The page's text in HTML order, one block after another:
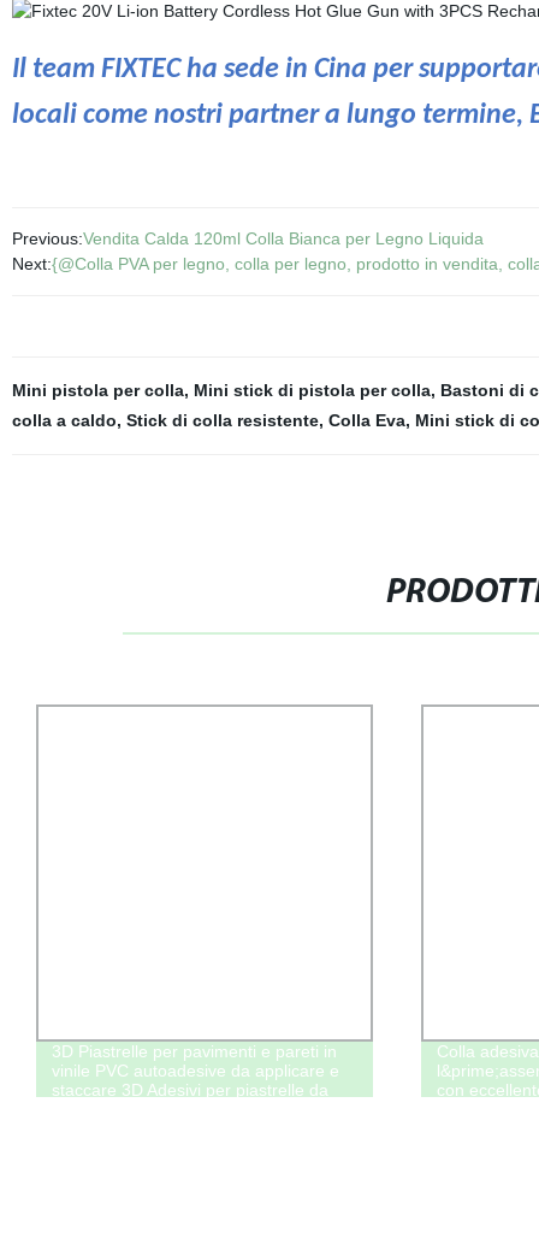
Il team FIXTEC ha sede in Cina per
locali come nostri partner a lungo termine,
Previous:Vendita Calda 120ml Colla Bianca per Legno Liquida
Next:{@Colla PVA per legno, colla per legno, prodotto in vendita,
Mini pistola per colla, Mini stick di pistola per colla, Bastoni di
colla a caldo, Stick di colla resistente, Colla Eva, Mini stick di
3D Piastrelle per pavimenti e pareti in
vinile PVC autoadesive da applicare e
staccare 3D Adesivi per piastrelle da
Colla
con